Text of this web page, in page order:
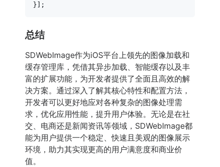
总结
SDWebImage作为iOS平台上领先的图像加载和
缓存管理库，凭借其异步加载、智能缓存以及丰
富的扩展功能，为开发者提供了全面且高效的解
决方案。通过深入了解其核心特性和配置方法，
开发者可以更好地应对各种复杂的图像处理需
求，优化应用性能，提升用户体验。无论是在社
交、电商还是新闻资讯等领域，SDWebImage都
能为用户提供一个稳定、快速且美观的图像展示
环境，助力其实现更高的用户满意度和商业价
值。